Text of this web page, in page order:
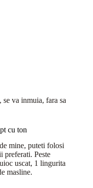
se va inmuia, fara sa
cu ton
mine, puteti folosi
preferati. Peste
uscat, 1 lingurita
masline.